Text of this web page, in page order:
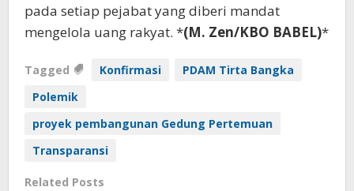
pada setiap pejabat yang diberi mandat
mengelola uang rakyat. *(M. Zen/KBO BABEL)*
Tagged Konfirmasi
PDAM Tirta Bangka
Polemik
proyek pembangunan Gedung Pertemuan
Transparansi
Related Posts